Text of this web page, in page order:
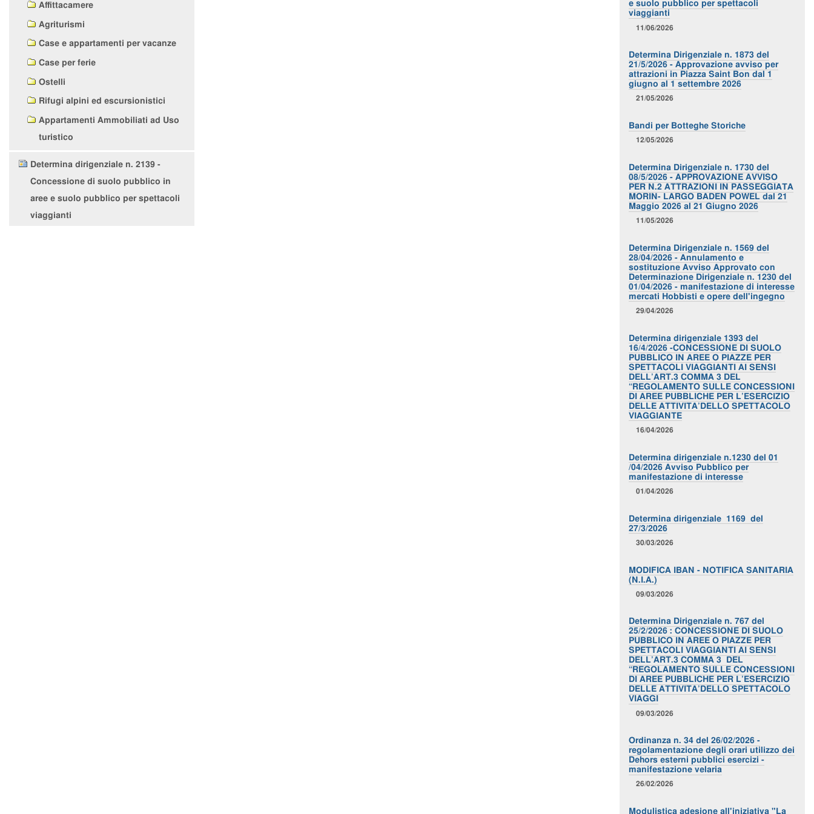
Affittacamere
Agriturismi
Case e appartamenti per vacanze
Case per ferie
Ostelli
Rifugi alpini ed escursionistici
Appartamenti Ammobiliati ad Uso
turistico
Determina dirigenziale n. 2139 -
Concessione di suolo pubblico in
aree e suolo pubblico per spettacoli
viaggianti
e suolo pubblico per spettacoli
viaggianti
11/06/2026
Determina Dirigenziale n. 1873 del
21/5/2026 - Approvazione avviso per
attrazioni in Piazza Saint Bon dal 1
giugno al 1 settembre 2026
21/05/2026
Bandi per Botteghe Storiche
12/05/2026
Determina Dirigenziale n. 1730 del
08/5/2026 - APPROVAZIONE AVVISO
PER N.2 ATTRAZIONI IN PASSEGGIATA
MORIN- LARGO BADEN POWEL dal 21
Maggio 2026 al 21 Giugno 2026
11/05/2026
Determina Dirigenziale n. 1569 del
28/04/2026 - Annulamento e
sostituzione Avviso Approvato con
Determinazione Dirigenziale n. 1230 del
01/04/2026 - manifestazione di interesse
mercati Hobbisti e opere dell'ingegno
29/04/2026
Determina dirigenziale 1393 del
16/4/2026 -CONCESSIONE DI SUOLO
PUBBLICO IN AREE O PIAZZE PER
SPETTACOLI VIAGGIANTI AI SENSI
DELL’ART.3 COMMA 3 DEL
“REGOLAMENTO SULLE CONCESSIONI
DI AREE PUBBLICHE PER L’ESERCIZIO
DELLE ATTIVITA’DELLO SPETTACOLO
VIAGGIANTE
16/04/2026
Determina dirigenziale n.1230 del 01
/04/2026 Avviso Pubblico per
manifestazione di interesse
01/04/2026
Determina dirigenziale 1169 del
27/3/2026
30/03/2026
MODIFICA IBAN - NOTIFICA SANITARIA
(N.I.A.)
09/03/2026
Determina Dirigenziale n. 767 del
25/2/2026 : CONCESSIONE DI SUOLO
PUBBLICO IN AREE O PIAZZE PER
SPETTACOLI VIAGGIANTI AI SENSI
DELL’ART.3 COMMA 3 DEL
“REGOLAMENTO SULLE CONCESSIONI
DI AREE PUBBLICHE PER L’ESERCIZIO
DELLE ATTIVITA’DELLO SPETTACOLO
VIAGGI
09/03/2026
Ordinanza n. 34 del 26/02/2026 -
regolamentazione degli orari utilizzo dei
Dehors esterni pubblici esercizi -
manifestazione velaria
26/02/2026
Modulistica adesione all'iniziativa "La